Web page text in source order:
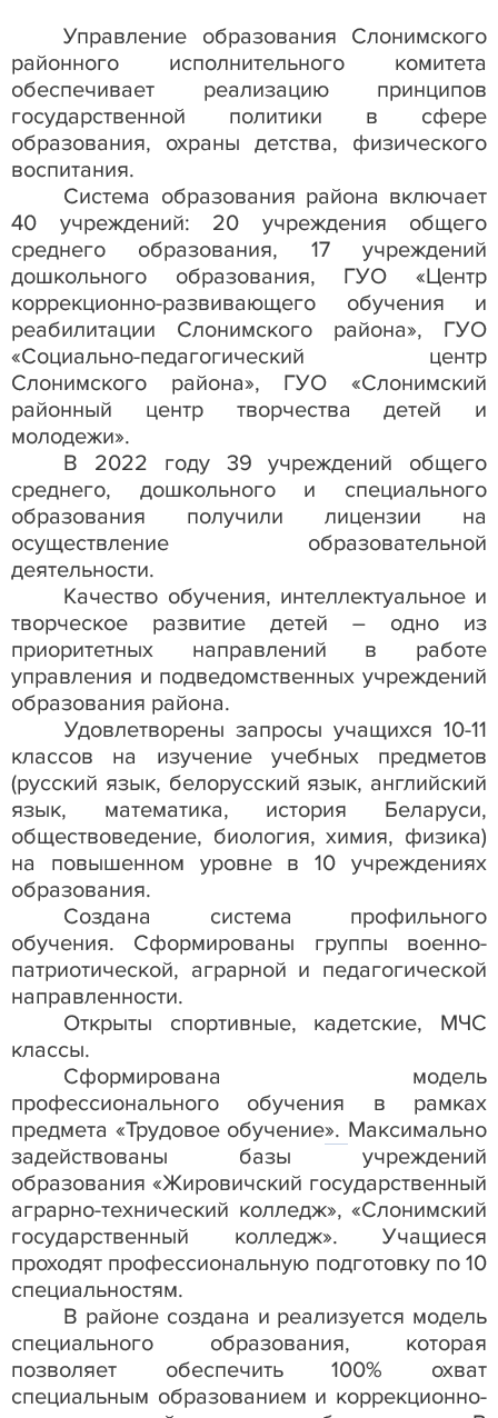
Управление образования Слонимского
районного исполнительного комитета
обеспечивает реализацию принципов
государственной политики в сфере
образования, охраны детства, физического
воспитания.
Система образования района включает
40 учреждений: 20 учреждения общего
среднего образования, 17 учреждений
дошкольного образования, ГУО «Центр
коррекционно-развивающего обучения и
реабилитации Слонимского района», ГУО
«Социально-педагогический центр
Слонимского района», ГУО «Слонимский
районный центр творчества детей и
молодежи».
В 2022 году 39 учреждений общего
среднего, дошкольного и специального
образования получили лицензии на
осуществление образовательной
деятельности.
Качество обучения, интеллектуальное и
творческое развитие детей – одно из
приоритетных направлений в работе
управления и подведомственных учреждений
образования района.
Удовлетворены запросы учащихся 10-11
классов на изучение учебных предметов
(русский язык, белорусский язык, английский
язык, математика, история Беларуси,
обществоведение, биология, химия, физика)
на повышенном уровне в 10 учреждениях
образования.
Создана система профильного
обучения. Сформированы группы военно-
патриотической, аграрной и педагогической
направленности.
Открыты спортивные, кадетские, МЧС
классы.
Сформирована модель
профессионального обучения в рамках
предмета «Трудовое обучение». Максимально
задействованы базы учреждений
образования «Жировичский государственный
аграрно-технический колледж», «Слонимский
государственный колледж». Учащиеся
проходят профессиональную подготовку по 10
специальностям.
В районе создана и реализуется модель
специального образования, которая
позволяет обеспечить 100% охват
специальным образованием и коррекционно-